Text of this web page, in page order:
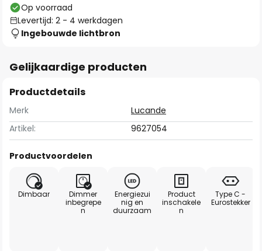
Op voorraad
Levertijd: 2 - 4 werkdagen
Ingebouwde lichtbron
Gelijkaardige producten
Productdetails
Merk
Lucande
Artikel:
9627054
Productvoordelen
Dimbaar
Dimmer
inbegrepe
n
Energiezui
nig en
duurzaam
Product
inschakele
n
Type C -
Eurostekker